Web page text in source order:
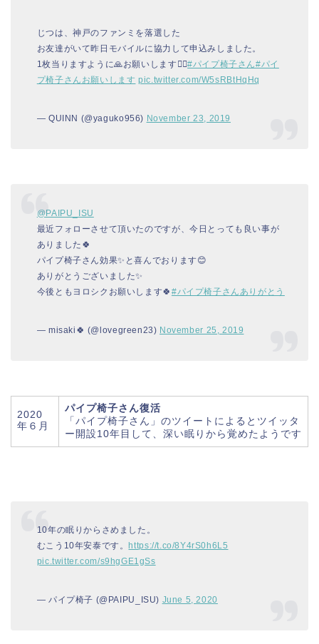
じつは、神戸のファンミを落選した
お友達がいて昨日モバイルに協力して申込みしました。
1枚当りますように🙏お願いします🙇‍♀️#パイプ椅子さん#パイ
プ椅子さんお願いします pic.twitter.com/W5sRBtHqHq
— QUINN (@yaguko956) November 23, 2019
@PAIPU_ISU
最近フォローさせて頂いたのですが、今日とっても良い事が
ありました🍀
パイプ椅子さん効果✨と喜んでおります😊
ありがとうございました✨
今後ともヨロシクお願いします🍀 #パイプ椅子さんありがとう
— misaki🍀 (@lovegreen23) November 25, 2019
2020
年６月
パイプ椅子さん復活
「パイプ椅子さん」のツイートによるとツイッタ
ー開設10年目して、深い眠りから覚めたようです
10年の眠りからさめました。
むこう10年安泰です。
https://t.co/8Y4rS0h6L5
pic.twitter.com/s9hgGE1gSs
— パイプ椅子 (@PAIPU_ISU) June 5, 2020